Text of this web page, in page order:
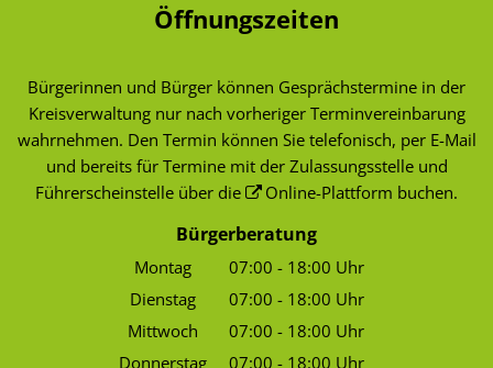
Öffnungszeiten
Bürgerinnen und Bürger können Gesprächstermine in der
Kreisverwaltung nur nach vorheriger Terminvereinbarung
wahrnehmen. Den Termin können Sie telefonisch, per E-Mail
und bereits für Termine mit der Zulassungsstelle und
Führerscheinstelle über die
Online-Plattform buchen.
Bürgerberatung
Montag 07:00 - 18:00 Uhr
Von 07:00 bis 18:00 Uhr
Dienstag 07:00 - 18:00 Uhr
Von 07:00 bis 18:00 Uhr
Mittwoch 07:00 - 18:00 Uhr
Von 07:00 bis 18:00 Uhr
Donnerstag 07:00 - 18:00 Uhr